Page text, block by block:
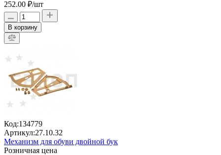
252.00 ₽/шт
В корзину
Код:134779
Артикул:27.10.32
Механизм для обуви двойной бук
Розничная цена